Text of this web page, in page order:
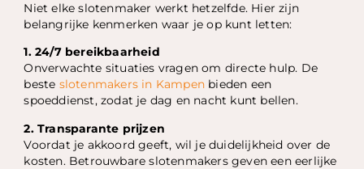
Niet elke slotenmaker werkt hetzelfde. Hier zijn
belangrijke kenmerken waar je op kunt letten:
1. 24/7 bereikbaarheid
Onverwachte situaties vragen om directe hulp. De
beste slotenmakers in Kampen bieden een
spoeddienst, zodat je dag en nacht kunt bellen.
2. Transparante prijzen
Voordat je akkoord geeft, wil je duidelijkheid over de
kosten. Betrouwbare slotenmakers geven een eerlijke